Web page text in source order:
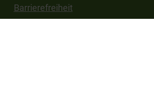
Barrierefreiheit